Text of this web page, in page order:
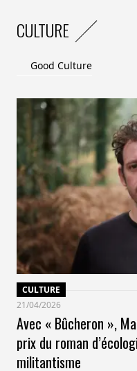
CULTURE
Good Culture
CULTURE
21/04/2026
Avec « Bûcheron »,
prix du roman
militantisme